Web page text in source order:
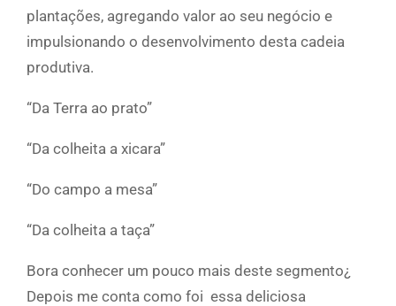
plantações, agregando valor ao seu negócio e
impulsionando o desenvolvimento desta cadeia
produtiva.
“Da Terra ao prato”
“Da colheita a xicara”
“Do campo a mesa”
“Da colheita a taça”
Bora conhecer um pouco mais deste segmento¿
Depois me conta como foi essa deliciosa